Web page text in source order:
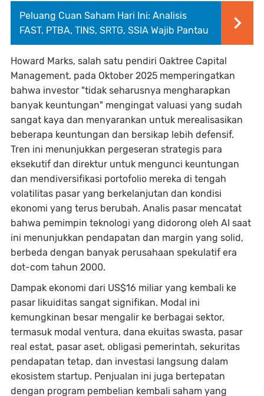
Peluang Cuan Saham Hari Ini: Analisis
FAST, PTBA, TINS, SRTG, SSIA Wajib Pantau
Howard Marks, salah satu pendiri Oaktree Capital
Management, pada Oktober 2025 memperingatkan
bahwa investor "tidak seharusnya mengharapkan
banyak keuntungan" mengingat valuasi yang sudah
sangat kaya dan menyarankan untuk merealisasikan
beberapa keuntungan dan bersikap lebih defensif.
Tren ini menunjukkan pergeseran strategis para
eksekutif dan direktur untuk mengunci keuntungan
dan mendiversifikasi portofolio mereka di tengah
volatilitas pasar yang berkelanjutan dan kondisi
ekonomi yang terus berubah. Analis pasar mencatat
bahwa pemimpin teknologi yang didorong oleh AI saat
ini menunjukkan pendapatan dan margin yang solid,
berbeda dengan banyak perusahaan spekulatif era
dot-com tahun 2000.
Dampak ekonomi dari US$16 miliar yang kembali ke
pasar likuiditas sangat signifikan. Modal ini
kemungkinan besar mengalir ke berbagai sektor,
termasuk modal ventura, dana ekuitas swasta, pasar
real estat, pasar aset, obligasi pemerintah, sekuritas
pendapatan tetap, dan investasi langsung dalam
ekosistem startup. Penjualan ini juga bertepatan
dengan program pembelian kembali saham yang